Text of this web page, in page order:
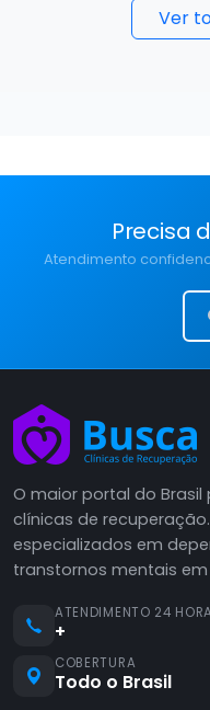
Ver
Precisa
Atendimento
O maior portal do
clínicas de
especializados em
transtornos mentais
ATENDIMENTO 24
+
COBERTURA
Todo o Brasil